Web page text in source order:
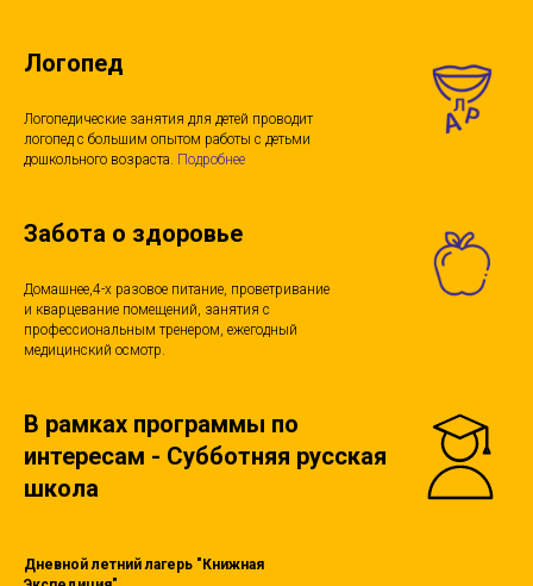
Логопед
Логопедические занятия для детей проводит
логопед с большим опытом работы с детьми
дошкольного возраста. Подробнее
Забота о здоровье
Домашнее,4-x разовое питание, проветривание
и кварцевание помещений, занятия с
профессиональным тренером, ежегодный
медицинский осмотр.
В рамках программы по
интересам - Субботняя русская
школа
Дневной летний лагерь "Книжная